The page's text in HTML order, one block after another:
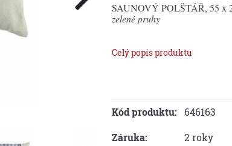
SAUNOVÝ POLŠTÁŘ, 55 x
zelené pruhy
Celý popis produktu
Kód produktu:
646163
Záruka:
2 roky